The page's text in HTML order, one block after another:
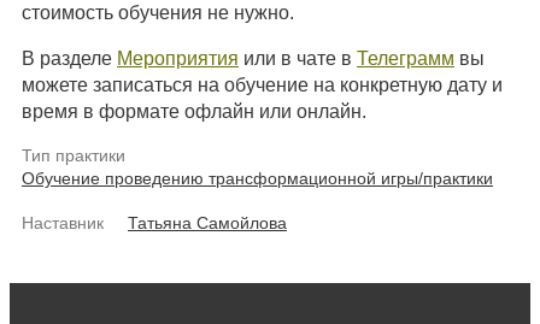
стоимость обучения не нужно.
В разделе Мероприятия или в чате в Телеграмм вы
можете записаться на обучение на конкретную дату и
время в формате офлайн или онлайн.
Тип практики
Обучение проведению трансформационной игры/практики
Наставник Татьяна Самойлова